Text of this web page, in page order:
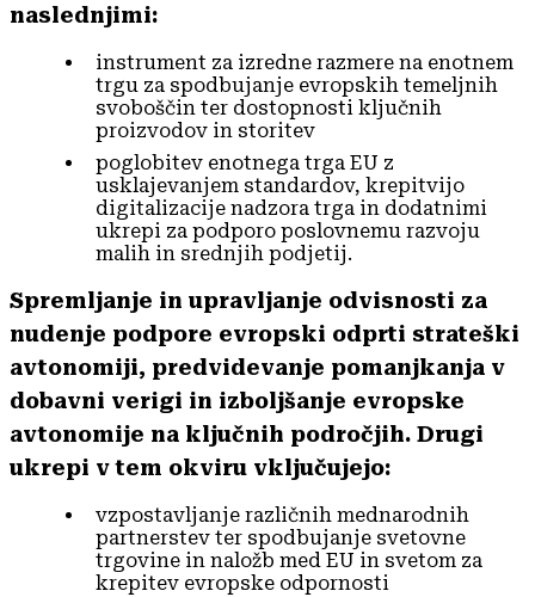
naslednjimi:
instrument za izredne razmere na enotnem
trgu za spodbujanje evropskih temeljnih
svoboščin ter dostopnosti ključnih
proizvodov in storitev
poglobitev enotnega trga EU z
usklajevanjem standardov, krepitvijo
digitalizacije nadzora trga in dodatnimi
ukrepi za podporo poslovnemu razvoju
malih in srednjih podjetij.
Spremljanje in upravljanje odvisnosti za
nudenje podpore evropski odprti strateški
avtonomiji, predvidevanje pomanjkanja v
dobavni verigi in izboljšanje evropske
avtonomije na ključnih področjih. Drugi
ukrepi v tem okviru vključujejo:
vzpostavljanje različnih mednarodnih
partnerstev ter spodbujanje svetovne
trgovine in naložb med EU in svetom za
krepitev evropske odpornosti